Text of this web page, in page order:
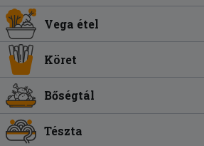
Vega étel
Köret
Bőségtál
Tészta